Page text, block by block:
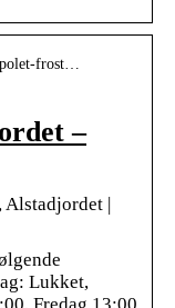
frost…
–
Alstadjordet |
Lukket,
Fredag 13:00